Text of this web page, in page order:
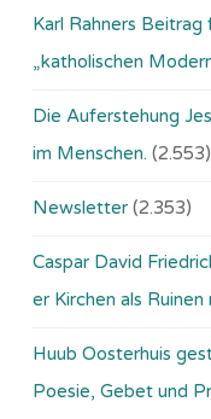
Karl Rahners
„katholischen
Die Auferstehung
im Menschen. (2.553)
Newsletter (2.353)
Caspar David
er Kirchen als Ruinen
Huub Oosterhuis
Poesie, Gebet und